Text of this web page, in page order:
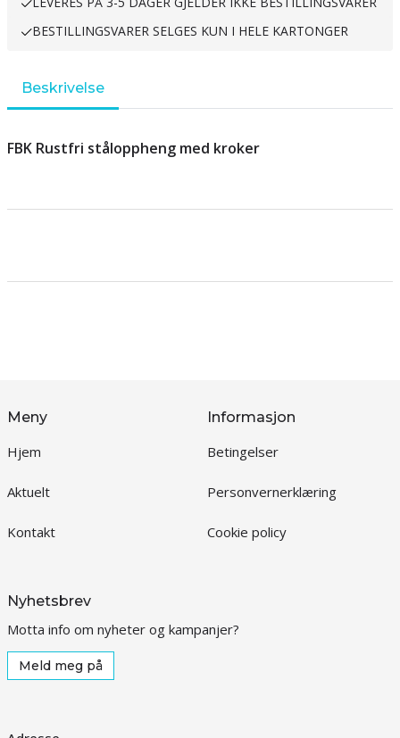
BESTILLINGSVARER SELGES KUN I HELE KARTONGER
Beskrivelse
FBK Rustfri ståloppheng med kroker
Meny
Hjem
Aktuelt
Kontakt
Informasjon
Betingelser
Personvernerklæring
Cookie policy
Nyhetsbrev
Motta info om nyheter og kampanjer?
Meld meg på